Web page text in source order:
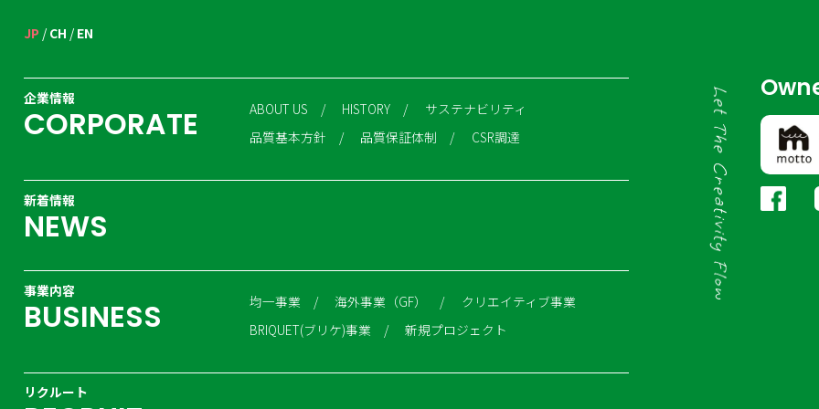
当社は、個人情報を正確かつ最新の状態で管理するよう努めます。また、お客様から当社が保有し
れたときは所定の手続きに基づき速やかに開示します。その結果、万一誤った情報があれば速やか
当社は、取扱う個人情報の漏洩、減失または棄損の防止その他の安全管理のための必要かつ適切な
当社は、個人情報を従業員に取扱わせるに当たっては、個人情報の安全管理が図られるように継続
当社は、個人情報の取扱いの全部または一部を委託する場合は、その取扱いを委託された個人情報
10.クッキー（Cookie）およびアクセスログについて
例えば、お客様がこのWebサイトを再び訪問されたときに、当サイトでのお客様の過去の閲覧状況
JP CH EN
企業情報
CORPORATE ABOUT US HISTORY
サステナビリティ
品質基本方針
品質保証体制 CSR調達
新着情報
NEWS
事業内容
BUSINESS 均一事業 海外事業（GF）
クリエイティブ事業
BRIQUET(ブリケ)事業
新規プロジェクト
リクルート